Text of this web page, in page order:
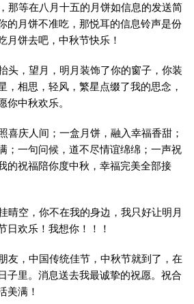
那等在八月十五的月饼如信息的发送简
的月饼不准吃，那悦耳的信息铃声是份
月饼去吧，中秋节快乐！
头，望月，明月装饰了你的窗子，你装
，相思，轻风，繁星点缀了我的思念，
你中秋欢乐。
喜庆人间；一盒月饼，融入幸福香甜；
；一句问候，道不尽情谊绵绵；一声祝
的祝福陪你度中秋，幸福完美全部接
晴空，你不在我的身边，我只好让明月
欢乐！我想你！！！
友，中国传统佳节，中秋节就到了，在
子里。消息送去我最诚挚的祝愿。祝合
美满！